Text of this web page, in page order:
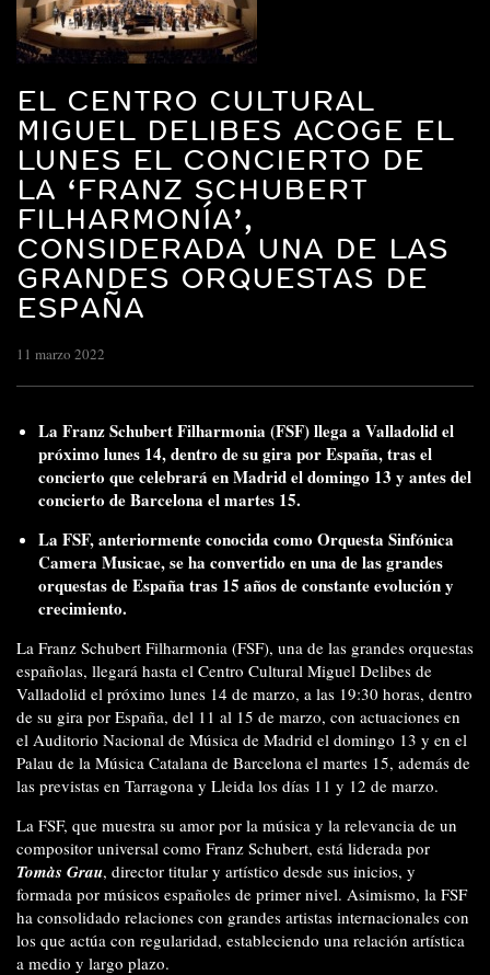
EL CENTRO CULTURAL
MIGUEL DELIBES ACOGE EL
LUNES EL CONCIERTO DE
LA ‘FRANZ SCHUBERT
FILHARMONÍA’,
CONSIDERADA UNA DE LAS
GRANDES ORQUESTAS DE
ESPAÑA
11 marzo 2022
La Franz Schubert Filharmonia (FSF) llega a Valladolid el
próximo lunes 14, dentro de su gira por España, tras el
concierto que celebrará en Madrid el domingo 13 y antes del
concierto de Barcelona el martes 15.
La FSF, anteriormente conocida como Orquesta Sinfónica
Camera Musicae, se ha convertido en una de las grandes
orquestas de España tras 15 años de constante evolución y
crecimiento.
La Franz Schubert Filharmonia (FSF), una de las grandes orquestas
españolas, llegará hasta el Centro Cultural Miguel Delibes de
Valladolid el próximo lunes 14 de marzo, a las 19:30 horas, dentro
de su gira por España, del 11 al 15 de marzo, con actuaciones en
el Auditorio Nacional de Música de Madrid el domingo 13 y en el
Palau de la Música Catalana de Barcelona el martes 15, además de
las previstas en Tarragona y Lleida los días 11 y 12 de marzo.
La FSF, que muestra su amor por la música y la relevancia de un
compositor universal como Franz Schubert, está liderada por
Tomàs Grau, director titular y artístico desde sus inicios, y
formada por músicos españoles de primer nivel. Asimismo, la FSF
ha consolidado relaciones con grandes artistas internacionales con
los que actúa con regularidad, estableciendo una relación artística
a medio y largo plazo.